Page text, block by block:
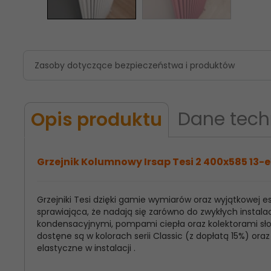
Zasoby dotyczące bezpieczeństwa i produktów
Opis produktu Dane
Grzejnik Kolumnowy Irsap Tesi 2 400x585 13-
Grzejniki Tesi dzięki gamie wymiarów oraz
sprawiająca, że nadają się zarówno do zwykłych
kondensacyjnymi, pompami ciepła oraz kolektorami
dostęne są w kolorach serii Classic (z dopłatą 15%)
elastyczne w instalacji .
Model
Produktu:
Irsap Tesi 2
Wysokość
Grzejnika:
400